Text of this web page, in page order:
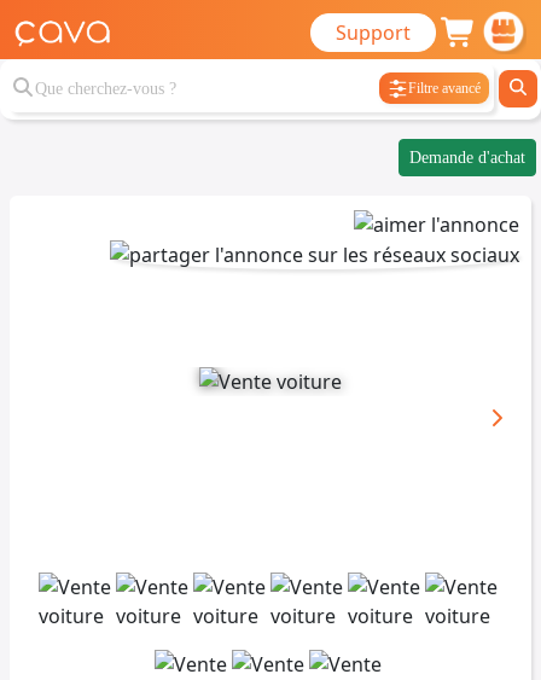
Support
Filtre avancé
Demande d'achat